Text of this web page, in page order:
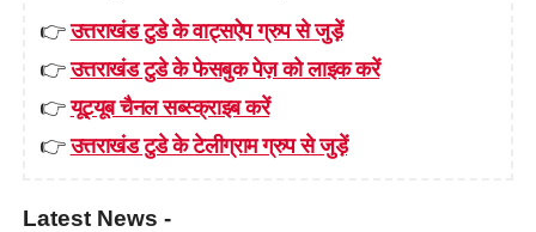
👉उत्तराखंड टुडे के वाट्सऐप ग्रुप से जुड़ें
👉उत्तराखंड टुडे के फेसबुक पेज़ को लाइक करें
👉यूट्यूब चैनल सब्स्क्राइब करें
👉उत्तराखंड टुडे के टेलीग्राम ग्रुप से जुड़ें
Latest News -